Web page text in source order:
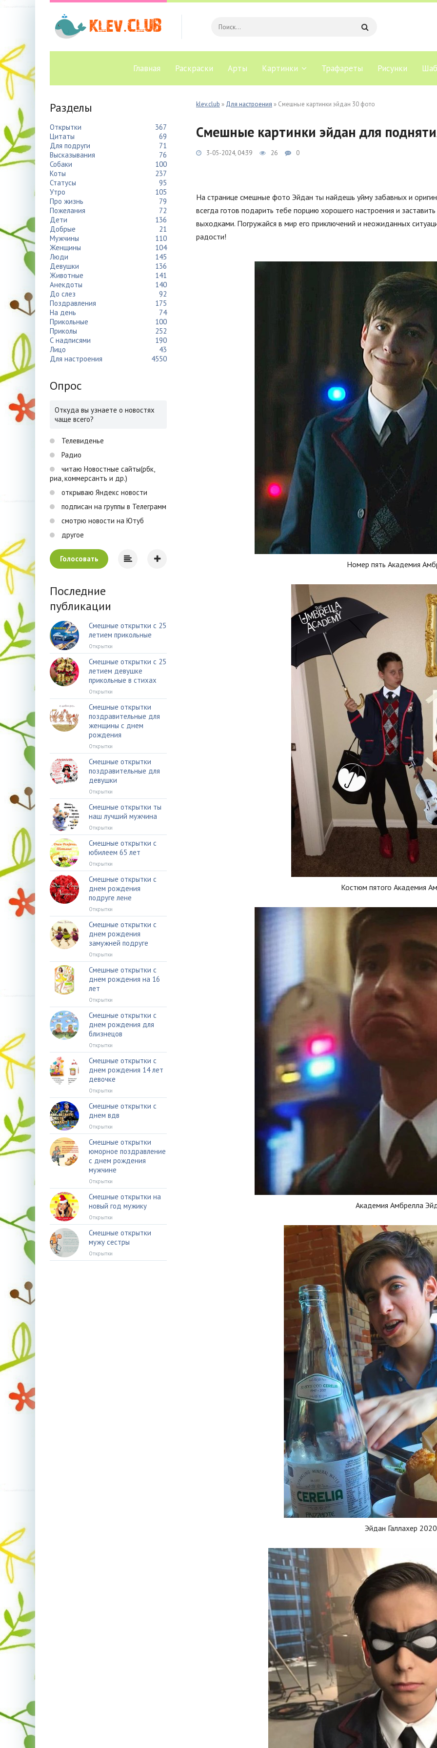
Главная Раскраски Арты Картинки Трафареты Рисунки
klev.club » Для настроения » Смешные картинки эйдан 30 фото
Смешные картинки эйдан для
3-05-2024, 04:39 26 0
На странице смешные фото Эйдан ты найдешь уйму забавных и
всегда готов подарить тебе порцию хорошего настроения и
выходками. Погружайся в мир его приключений и неожиданных
радости!
Номер пять Академия
Костюм пятого Академия
Академия Амбрелла
Эйдан Галлахер 2020
Разделы
Открытки
367
Цитаты
69
Для подруги
71
Высказывания
76
Собаки
100
Коты
237
Статусы
95
Утро
105
Про жизнь
79
Пожелания
72
Дети
136
Добрые
21
Мужчины
110
Женщины
104
Люди
145
Девушки
136
Животные
141
Анекдоты
140
До слез
92
Поздравления
175
На день
74
Прикольные
100
Приколы
252
С надписями
190
Лицо
43
Для настроения
4550
Опрос
Откуда вы узнаете о новостях
чаще всего?
Телевиденье
Радио
читаю Новостные сайты(рбк,
риа, коммерсантъ и др.)
открываю Яндекс новости
подписан на группы в Телеграмм
смотрю новости на Ютуб
другое
Голосовать
Последние
публикации
Смешные открытки с 25
летием прикольные
Открытки
Смешные открытки с 25
летием девушке
прикольные в стихах
Открытки
Смешные открытки
поздравительные для
женщины с днем
рождения
Открытки
Смешные открытки
поздравительные для
девушки
Открытки
Смешные открытки ты
наш лучший мужчина
Открытки
Смешные открытки с
юбилеем 65 лет
Открытки
Смешные открытки с
днем рождения
подруге лене
Открытки
Смешные открытки с
днем рождения
замужней подруге
Открытки
Смешные открытки с
днем рождения на 16
лет
Открытки
Смешные открытки с
днем рождения для
близнецов
Открытки
Смешные открытки с
днем рождения 14 лет
девочке
Открытки
Смешные открытки с
днем вдв
Открытки
Смешные открытки
юморное поздравление
с днем рождения
мужчине
Открытки
Смешные открытки на
новый год мужику
Открытки
Смешные открытки
мужу сестры
Открытки